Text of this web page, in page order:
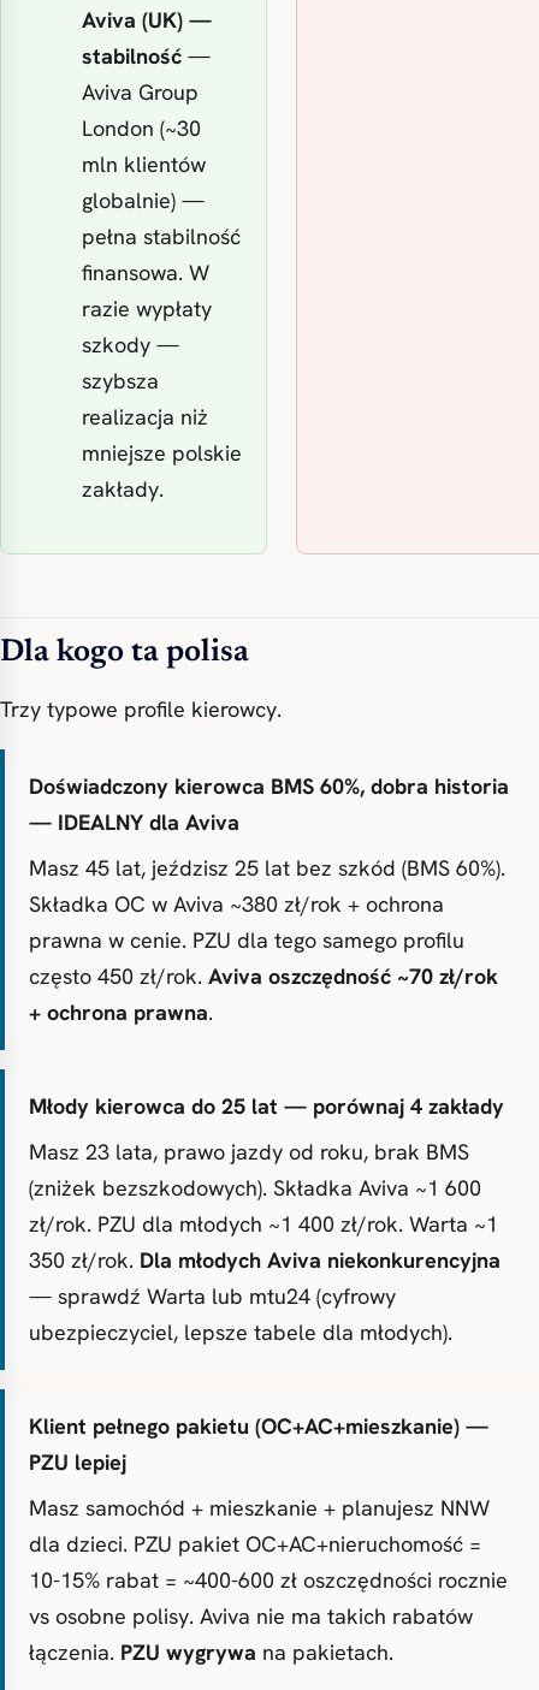
Aviva (UK) —
stabilność —
Aviva Group
London (~30
mln klientów
globalnie) —
pełna stabilność
finansowa. W
razie wypłaty
szkody —
szybsza
realizacja niż
mniejsze polskie
zakłady.
Dla kogo ta polisa
Trzy typowe profile kierowcy.
Doświadczony kierowca BMS 60%, dobra historia
— IDEALNY dla Aviva
Masz 45 lat, jeździsz 25 lat bez szkód (BMS 60%).
Składka OC w Aviva ~380 zł/rok + ochrona
prawna w cenie. PZU dla tego samego profilu
często 450 zł/rok. Aviva oszczędność ~70 zł/rok
+ ochrona prawna.
Młody kierowca do 25 lat — porównaj 4 zakłady
Masz 23 lata, prawo jazdy od roku, brak BMS
(zniżek bezszkodowych). Składka Aviva ~1 600
zł/rok. PZU dla młodych ~1 400 zł/rok. Warta ~1
350 zł/rok. Dla młodych Aviva niekonkurencyjna
— sprawdź Warta lub mtu24 (cyfrowy
ubezpieczyciel, lepsze tabele dla młodych).
Klient pełnego pakietu (OC+AC+mieszkanie) —
PZU lepiej
Masz samochód + mieszkanie + planujesz NNW
dla dzieci. PZU pakiet OC+AC+nieruchomość =
10-15% rabat = ~400-600 zł oszczędności rocznie
vs osobne polisy. Aviva nie ma takich rabatów
łączenia. PZU wygrywa na pakietach.